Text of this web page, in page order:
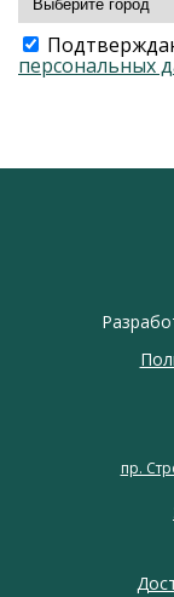
персональных
пр.